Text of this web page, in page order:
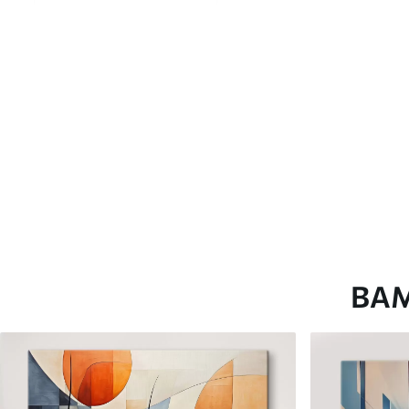
✓Яскраві, насичені кольори
✓Стійкість до вицвітання
✓Безпечне чорнило без запаху
✓
✓ Стійкість до
Безпечне чорнило